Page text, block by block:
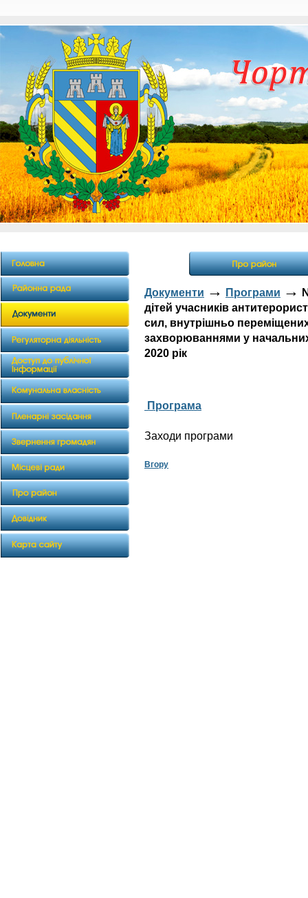
Документи → Програми →
дітей учасників
сил, внутрішньо
захворюваннями у
2020 рік
Програма
Заходи програми
Вгору